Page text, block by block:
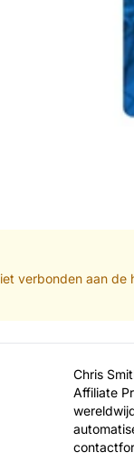
verbonden aan
Chris
Affiliate